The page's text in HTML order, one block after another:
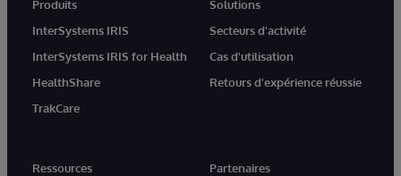
Produits
InterSystems IRIS
InterSystems IRIS for Health
HealthShare
TrakCare
Solutions
Secteurs d'activité
Cas d'utilisation
Retours d'expérience réussie
Ressources
Partenaires